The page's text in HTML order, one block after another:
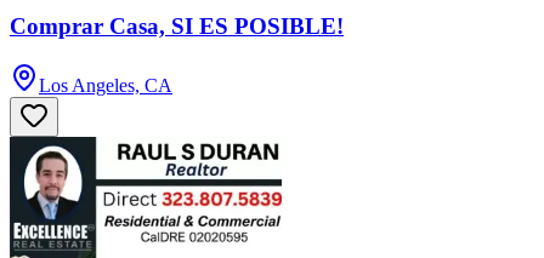
Comprar Casa, SI ES POSIBLE!
Los Angeles, CA